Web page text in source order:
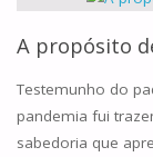
A propósito
Testemunho do
pandemia fui
sabedoria que